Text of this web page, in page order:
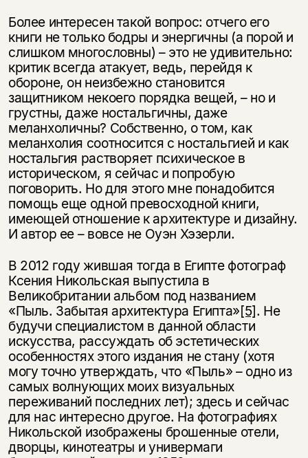
Более интересен такой вопрос: отчего его
книги не только бодры и энергичны (а порой и
слишком многословны) – это не удивительно:
критик всегда атакует, ведь, перейдя к
обороне, он неизбежно становится
защитником некоего порядка вещей, – но и
грустны, даже ностальгичны, даже
меланхоличны? Собственно, о том, как
меланхолия соотносится с ностальгией и как
ностальгия растворяет психическое в
историческом, я сейчас и попробую
поговорить. Но для этого мне понадобится
помощь еще одной превосходной книги,
имеющей отношение к архитектуре и дизайну.
И автор ее – вовсе не Оуэн Хэзерли.
В 2012 году жившая тогда в Египте фотограф
Ксения Никольская выпустила в
Великобритании альбом под названием
«Пыль. Забытая архитектура Египта»[5]. Не
будучи специалистом в данной области
искусства, рассуждать об эстетических
особенностях этого издания не стану (хотя
могу точно утверждать, что «Пыль» – одно из
самых волнующих моих визуальных
переживаний последних лет); здесь и сейчас
для нас интересно другое. На фотографиях
Никольской изображены брошенные отели,
дворцы, кинотеатры и универмаги